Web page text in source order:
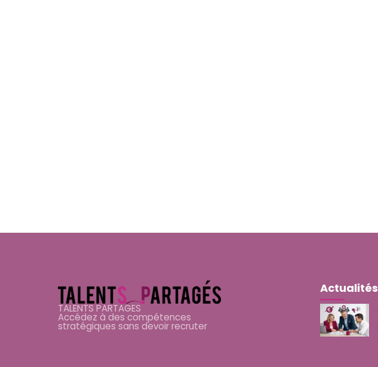
TALENTS PARTAGES
Accédez à des compétences
stratégiques sans devoir recruter
Actualités